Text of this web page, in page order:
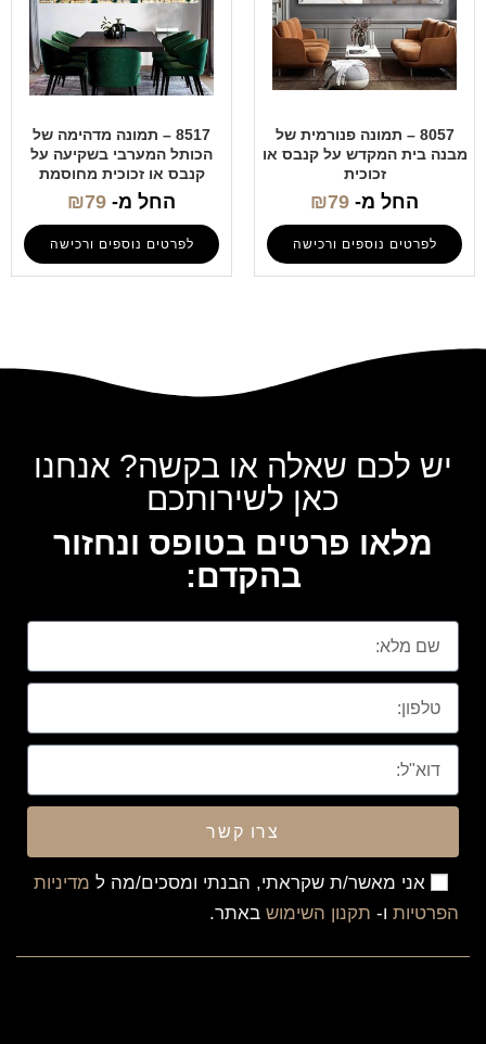
8057 – תמונה פנורמית של
מבנה בית המקדש על קנבס או
זכוכית
החל מ- ₪79
לפרטים נוספים ורכישה
8517 – תמונה מדהימה של
הכותל המערבי בשקיעה על
קנבס או זכוכית מחוסמת
החל מ- ₪79
לפרטים נוספים ורכישה
יש לכם שאלה או בקשה? אנחנו
כאן לשירותכם
מלאו פרטים בטופס ונחזור
בהקדם:
אני מאשר/ת שקראתי, הבנתי ומסכים/מה ל מדיניות
הפרטיות ו- תקנון השימוש באתר.
צרו קשר